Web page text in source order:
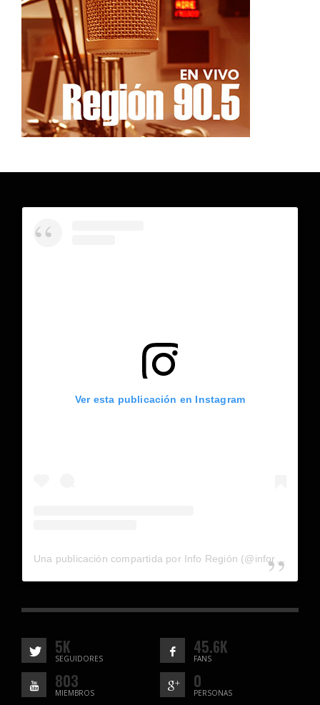
Ver esta publicación en Instagram
5K
SEGUIDORES
45.6K
FANS
803
MIEMBROS
0
PERSONAS